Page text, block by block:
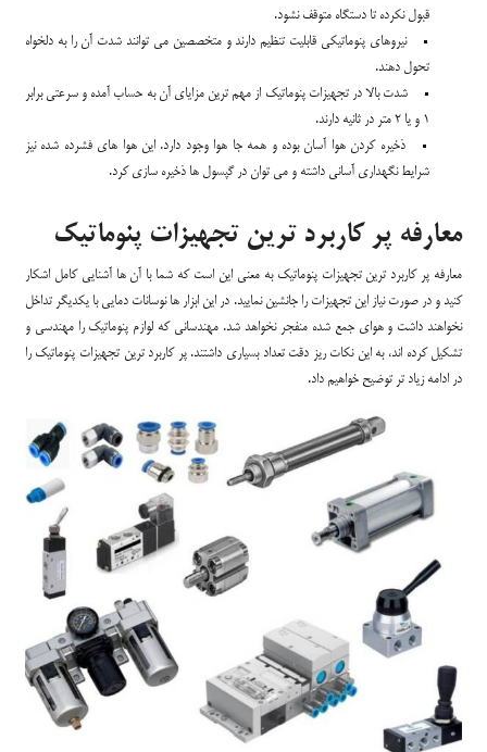
قبول نکرده تا دستگاه متوقف نشود.
نیروهای پنوماتیکی قابلیت تنظیم دارند و متخصصین می توانند شدت آن را به دلخواه
تحول دهند.
شدت بالا در تجهیزات پنوماتیک از مهم ترین مزایای آن به حساب آمده و سرعتی برابر
1 و یا 2 متر در ثانیه دارند.
ذخیره کردن هوا آسان بوده و همه جا هوا وجود دارد. این هوا های فشرده شده نیز
شرایط نگهداری آسانی داشته و می توان در گپسول ها ذخیره سازی کرد.
معارفه پر کاربرد ترین تجهیزات پنوماتیک
معارفه پر کاربرد ترین تجهیزات پنوماتیک به معنی این است که شما با آن ها آشنایی کامل اشکار
کنید و در صورت نیاز این تجهیزات را جانشین نمایید. در این ابزار ها نوسانات دمایی با یکدیگر تداخل
نخواهند داشت و هوای جمع شده منفجر نخواهد شد. مهندسانی که لوازم پنوماتیک را مهندسی و
تشکیل کرده اند، به این نکات ریز دقت تعداد بسیاری داشتند. پر کاربرد ترین تجهیزات پنوماتیک را
در ادامه زیاد تر توضیح خواهیم داد.